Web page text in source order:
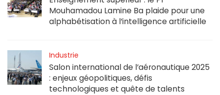
Mouhamadou Lamine Ba plaide pour une
alphabétisation à l’intelligence artificielle
Industrie
Salon international de l’aéronautique 2025
: enjeux géopolitiques, défis
technologiques et quête de talents